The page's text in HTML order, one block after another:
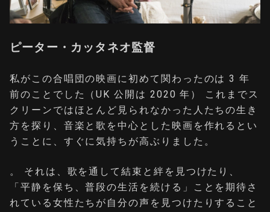
ピーター・カッタネオ監督
私がこの合唱団の映画に初めて関わったのは 3 年
前のことでした（UK 公開は 2020 年） これまでス
クリーンではほとんど見られなかった人たちの生き
方を探り、音楽と歌を中心とした映画を作れるとい
うことに、すぐに気持ちが高ぶりました。
。 それは、歌を通して結束と絆を見つけたり、
「平静を保ち、普段の生活を続ける」ことを期待さ
れている女性たちが自分の声を見つけたりすること